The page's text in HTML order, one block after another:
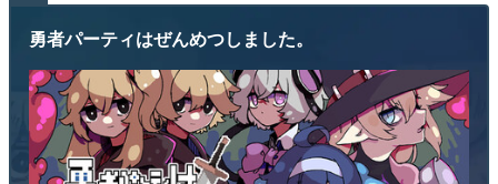
勇者パーティはぜんめつしました。